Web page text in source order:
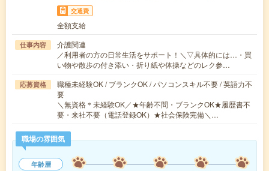
交通費
全額支給
仕事内容
介護関連
／利用者の方の日常生活をサポート！＼▽具体的には…・買
い物や散歩の付き添い・折り紙や体操などのレク参…
応募資格
職種未経験OK / ブランクOK / パソコンスキル不要 / 英語力不
要
＼無資格＊未経験OK／★年齢不問・ブランクOK★履歴書不
要・来社不要（電話登録OK）★社会保険完備＼…
職場の雰囲気
年齢層